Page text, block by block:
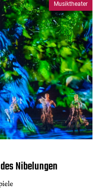
Musiktheater
Nibelungen